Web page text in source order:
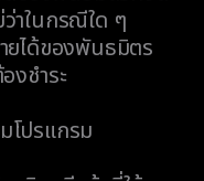
าในกรณีใด ๆ
ยได้ของพันธมิตร
งชำระ
โปรแกรม